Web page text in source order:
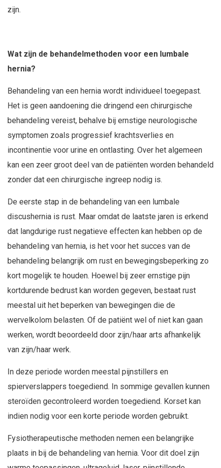
zijn.
Wat zijn de behandelmethoden voor een lumbale
hernia?
Behandeling van een hernia wordt individueel toegepast.
Het is geen aandoening die dringend een chirurgische
behandeling vereist, behalve bij ernstige neurologische
symptomen zoals progressief krachtsverlies en
incontinentie voor urine en ontlasting. Over het algemeen
kan een zeer groot deel van de patiënten worden behandeld
zonder dat een chirurgische ingreep nodig is.
De eerste stap in de behandeling van een lumbale
discushernia is rust. Maar omdat de laatste jaren is erkend
dat langdurige rust negatieve effecten kan hebben op de
behandeling van hernia, is het voor het succes van de
behandeling belangrijk om rust en bewegingsbeperking zo
kort mogelijk te houden. Hoewel bij zeer ernstige pijn
kortdurende bedrust kan worden gegeven, bestaat rust
meestal uit het beperken van bewegingen die de
wervelkolom belasten. Of de patiënt wel of niet kan gaan
werken, wordt beoordeeld door zijn/haar arts afhankelijk
van zijn/haar werk.
In deze periode worden meestal pijnstillers en
spierverslappers toegediend. In sommige gevallen kunnen
steroïden gecontroleerd worden toegediend. Korset kan
indien nodig voor een korte periode worden gebruikt.
Fysiotherapeutische methoden nemen een belangrijke
plaats in bij de behandeling van hernia. Voor dit doel zijn